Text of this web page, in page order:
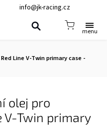
info@jk-racing.cz
Line V-Twin primary case -
olej pro
V-Twin primary